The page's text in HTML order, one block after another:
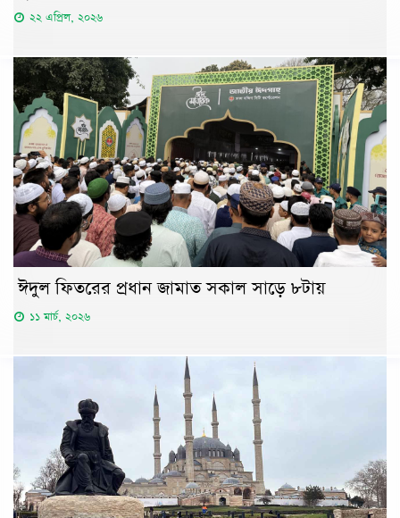
২২ এপ্রিল, ২০২৬
ঈদুল ফিতরের প্রধান জামাত সকাল সাড়ে ৮টায়
১১ মার্চ, ২০২৬